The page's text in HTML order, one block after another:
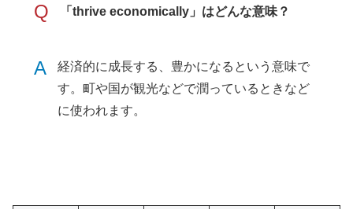
Q 「thrive economically」はどんな意味？
A
経済的に成長する、豊かになるという意味で
す。町や国が観光などで潤っているときなど
に使われます。